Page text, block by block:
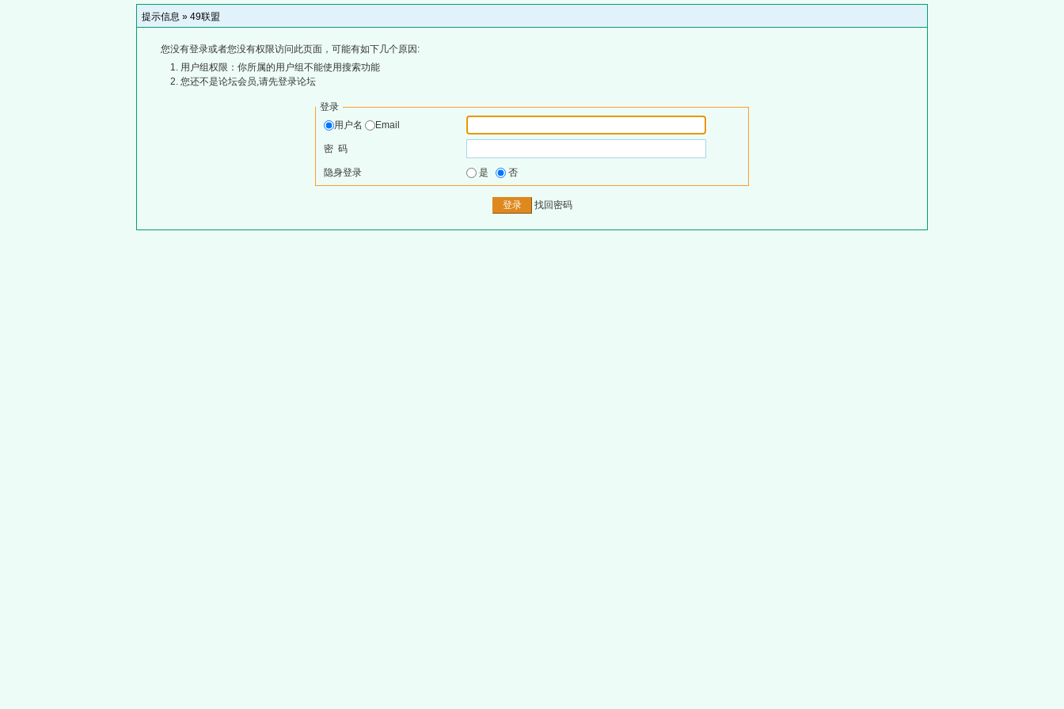
提示信息 » 49联盟
您没有登录或者您没有权限访问此页面，可能有如下几个原因:
用户组权限：你所属的用户组不能使用搜索功能
您还不是论坛会员,请先登录论坛
登录
用户名
Email
密 码
隐身登录 是 否
找回密码